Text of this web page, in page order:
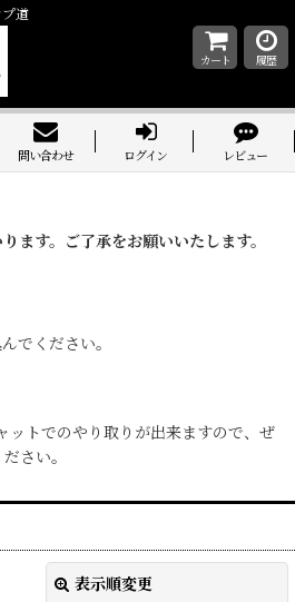
道
カート 履歴
問い合わせ ログイン レビュー
ます。ご了承をお願いいたします。
でください。
ットでのやり取りが出来ますので、ぜ
さい。
表示順変更